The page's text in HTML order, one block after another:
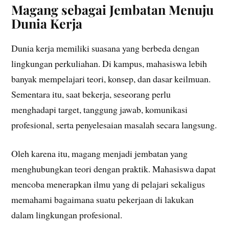
Magang sebagai Jembatan Menuju
Dunia Kerja
Dunia kerja memiliki suasana yang berbeda dengan
lingkungan perkuliahan. Di kampus, mahasiswa lebih
banyak mempelajari teori, konsep, dan dasar keilmuan.
Sementara itu, saat bekerja, seseorang perlu
menghadapi target, tanggung jawab, komunikasi
profesional, serta penyelesaian masalah secara langsung.
Oleh karena itu, magang menjadi jembatan yang
menghubungkan teori dengan praktik. Mahasiswa dapat
mencoba menerapkan ilmu yang di pelajari sekaligus
memahami bagaimana suatu pekerjaan di lakukan
dalam lingkungan profesional.